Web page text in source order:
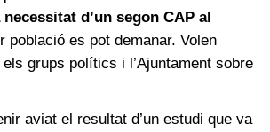
d’un segon CAP al
població es pot demanar. Volen
grups polítics i l’Ajuntament sobre
aviat el resultat d’un estudi que va